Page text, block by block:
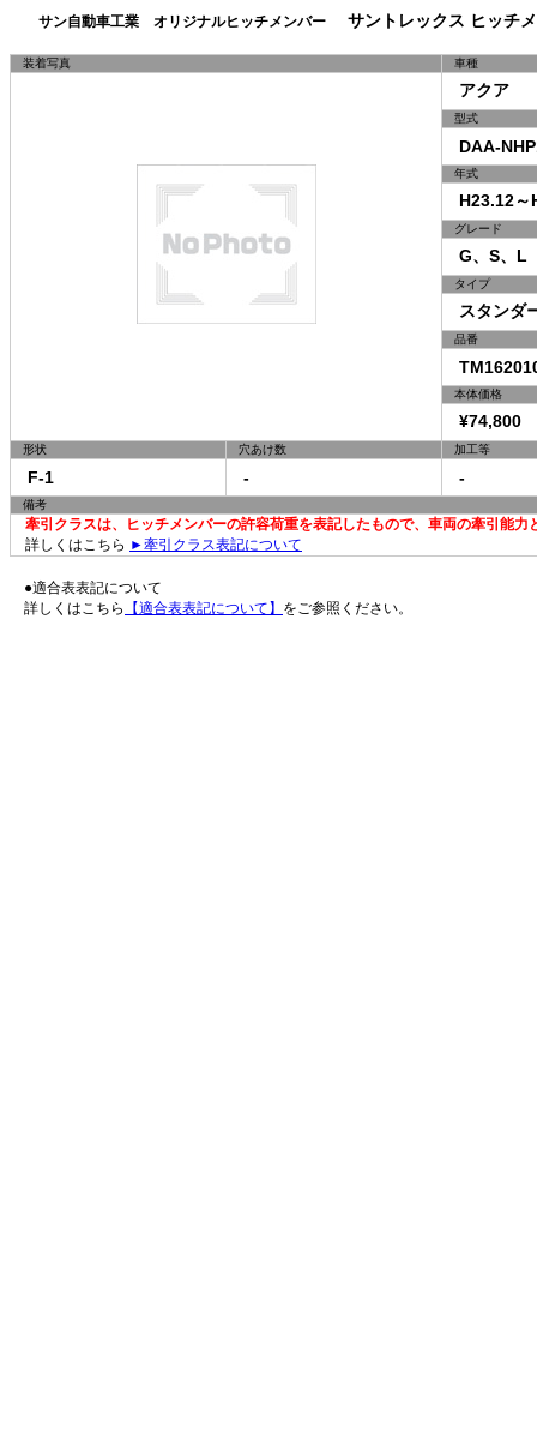
サン自動車工業 オリジナルヒッチメンバー サントレックス ヒッチ
装着写真 車種
アクア
型式
DAA-
年式
H23.12～
グレード
G、S、L
タイプ
スタンダ
品番
本体価格
¥74,800
形状 穴あけ数 加工等
F-1 - -
備考
牽引クラスは、ヒッチメンバーの許容荷重を表記したもので、車両の牽引能
詳しくはこちら ►牽引クラス表記について
●適合表表記について
詳しくはこちら
【適合表表記について】 をご参照ください。